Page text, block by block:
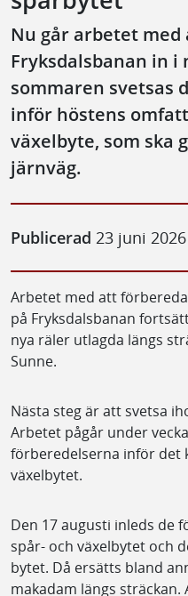
Nu går arbetet
Fryksdalsbanan in i
sommaren svetsas
inför höstens
växelbyte, som ska
järnväg.
Publicerad 23 juni 2026
Arbetet med att
på Fryksdalsbanan
nya räler utlagda längs
Sunne.
Nästa steg är att svetsa
Arbetet pågår under
förberedelserna inför det
växelbytet.
Den 17 augusti inleds de
spår- och växelbytet och
bytet. Då ersätts bland
makadam längs